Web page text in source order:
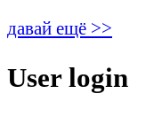
давай ещё >>
User login